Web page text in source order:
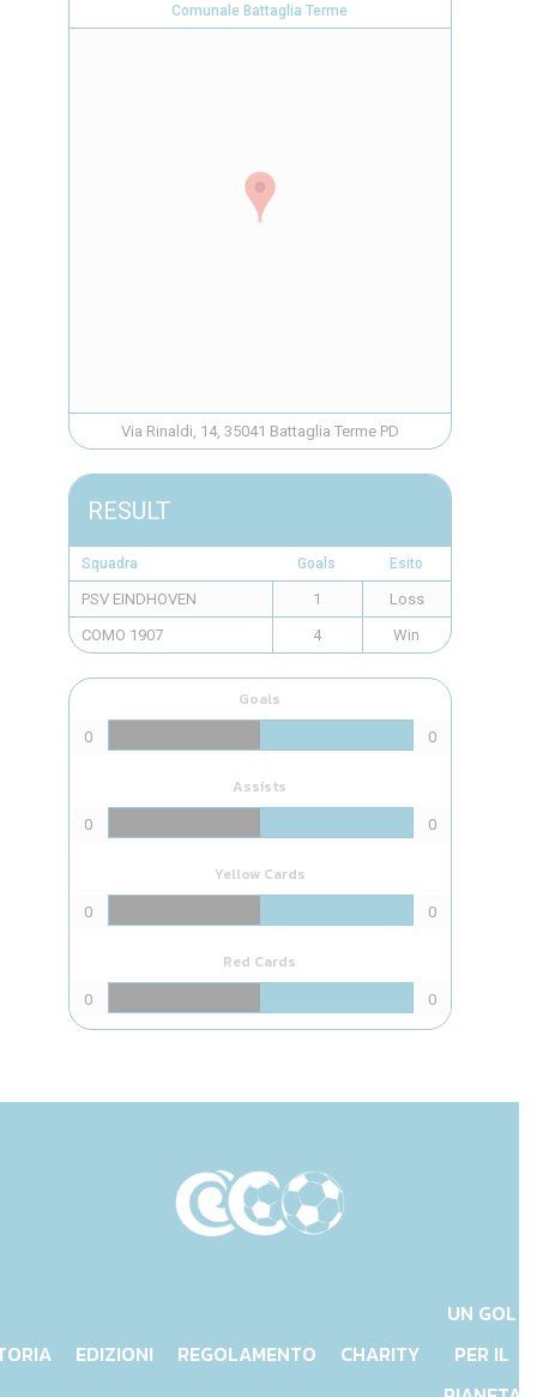
Comunale Battaglia Terme
Via Rinaldi, 14, 35041 Battaglia Terme PD
RESULT
Squadra Goals Esito
PSV EINDHOVEN 1
Loss
COMO 1907
4 Win
Goals
0 0
Assists
0 0
Yellow Cards
0 0
Red Cards
0 0
EDIZIONI REGOLAMENTO CHARITY
UN GOL
PER IL